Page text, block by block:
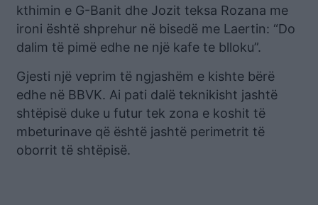
kthimin e G-Banit dhe Jozit teksa Rozana me
ironi është shprehur në bisedë me Laertin: “Do
dalim të pimë edhe ne një kafe te blloku”.
Gjesti një veprim të ngjashëm e kishte bërë
edhe në BBVK. Ai pati dalë teknikisht jashtë
shtëpisë duke u futur tek zona e koshit të
mbeturinave që është jashtë perimetrit të
oborrit të shtëpisë.